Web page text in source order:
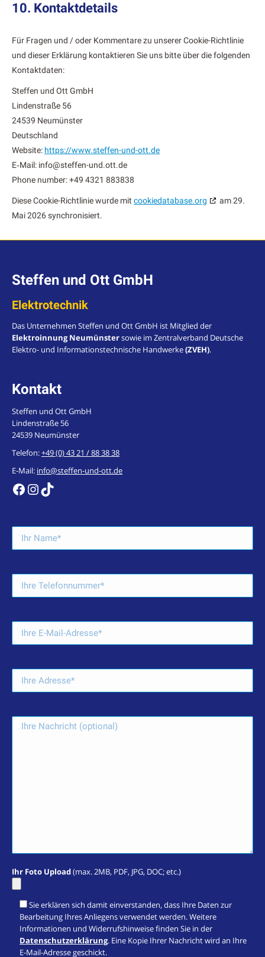
10. Kontaktdetails
Für Fra­gen und / oder Kom­mentare zu unser­er Cook­ie-Richtlin­ie
und dieser Erk­lärung kon­tak­tieren Sie uns bitte über die fol­gen­den
Kon­tak­t­dat­en:
Stef­fen und Ott GmbH
Lin­den­straße 56
24539 Neumün­ster
Deutsch­land
Web­site: https://www.steffen-und-ott.de
E‑Mail: info@steffen-und.ott.de
Phone num­ber: +49 4321 883838
Diese Cook­ie-Richtlin­ie wurde mit cookiedatabase.org
am 29.
Mai 2026 syn­chro­nisiert.
Steffen und Ott GmbH
Elektrotechnik
Das Unternehmen Steffen und Ott GmbH ist Mitglied der
Elektroinnung Neumünstersowie im Zentralverband Deutsche
Elektro- und Informationstechnische Handwerke(ZVEH).
Kontakt
Steffen und Ott GmbH
Lindenstraße 56
24539 Neumünster
Telefon:+49 (0) 43 21 / 88 38 38
E-Mail: info@steffen-und-ott.de
https://de-de.facebook.com/steffenundott/ InstagramTikTok
Ihr Foto Upload(max. 2MB, PDF, JPG, DOC; etc.)
Sie erklären sich damit einverstanden, dass Ihre Daten zur
Bearbeitung Ihres Anliegens verwendet werden. Weitere
Informationen und Widerrufshinweise finden Sie in der
Datenschutzerklärung. Eine Kopie Ihrer Nachricht wird an Ihre
E-Mail-Adresse geschickt.